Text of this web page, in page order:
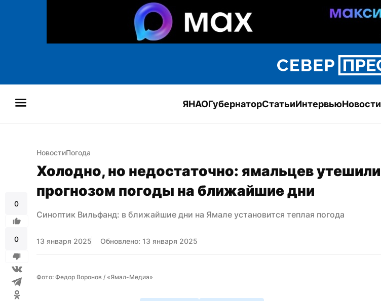
ЯНАОГубернаторСтатьиИнтервьюНовости
0
0
НовостиПогода
Холодно, но недостаточно: ямальцев утешили
прогнозом погоды на ближайшие дни
Синоптик Вильфанд: в ближайшие дни на Ямале установится теплая погода
13 января 2025 Обновлено: 13 января 2025
Фото: Федор Воронов / «Ямал-Медиа»